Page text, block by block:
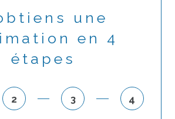
une
en 4
étapes
2 3 4